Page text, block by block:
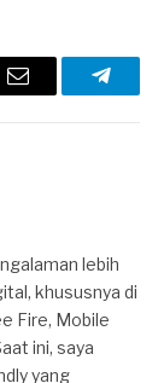
Email
lebih
khususnya di
Fire, Mobile
ini, saya
yang